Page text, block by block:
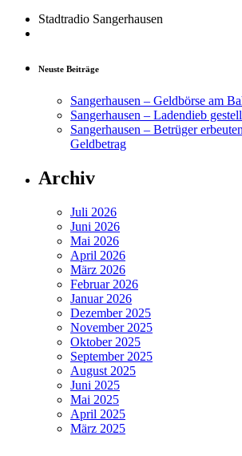
Stadtradio Sangerhausen
Neuste Beiträge
Sangerhausen – Geldbörse am
Sangerhausen – Ladendieb
Sangerhausen – Betrüger
Geldbetrag
Archiv
Juli 2026
Juni 2026
Mai 2026
April 2026
März 2026
Februar 2026
Januar 2026
Dezember 2025
November 2025
Oktober 2025
September 2025
August 2025
Juni 2025
Mai 2025
April 2025
März 2025